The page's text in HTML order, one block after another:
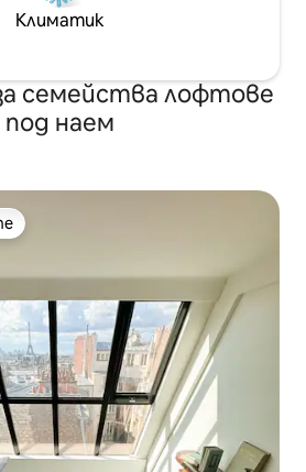
Климатик
семейства лофтове
под наем
на гостите